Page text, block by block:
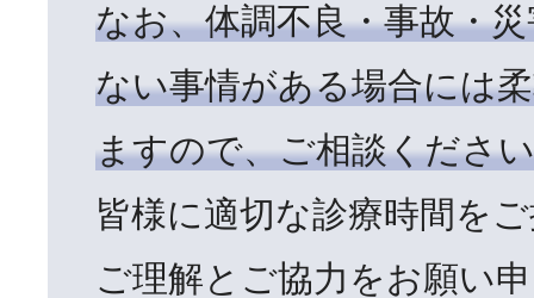
なお、体調不良・事故・
ない事情がある場合には
ますので、ご相談くださ
皆様に適切な診療時間を
ご理解とご協力をお願い